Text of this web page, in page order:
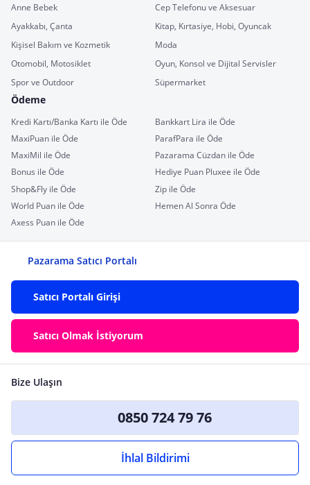
Anne Bebek
Cep Telefonu ve Aksesuar
Ayakkabı, Çanta
Kitap, Kırtasiye, Hobi, Oyuncak
Kişisel Bakım ve Kozmetik
Moda
Otomobil, Motosiklet
Oyun, Konsol ve Dijital Servisler
Spor ve Outdoor
Süpermarket
Ödeme
Kredi Kartı/Banka Kartı ile Öde
Bankkart Lira ile Öde
MaxiPuan ile Öde
ParafPara ile Öde
MaxiMil ile Öde
Pazarama Cüzdan ile Öde
Bonus ile Öde
Hediye Puan Pluxee ile Öde
Shop&Fly ile Öde
Zip ile Öde
World Puan ile Öde
Hemen Al Sonra Öde
Axess Puan ile Öde
Pazarama Satıcı Portalı
Satıcı Portalı Girişi
Satıcı Olmak İstiyorum
Bize Ulaşın
0850 724 79 76
İhlal Bildirimi